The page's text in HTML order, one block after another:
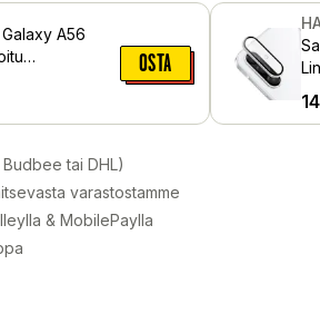
A56
OSTA
tai DHL)
varastostamme
& MobilePaylla